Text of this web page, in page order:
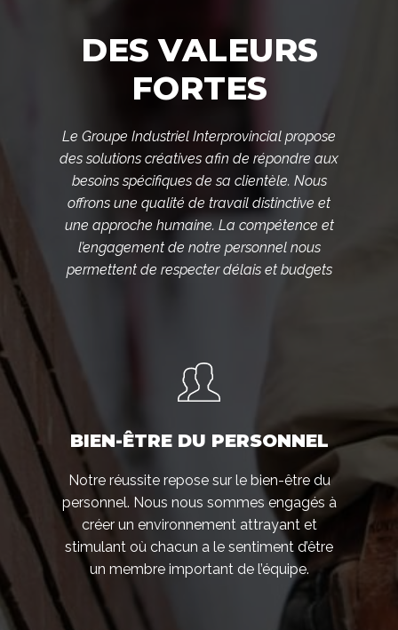
DES VALEURS
FORTES
Le Groupe Industriel Interprovincial propose
des solutions créatives afin de répondre aux
besoins spécifiques de sa clientèle. Nous
offrons une qualité de travail distinctive et
une approche humaine. La compétence et
l’engagement de notre personnel nous
permettent de respecter délais et budgets
BIEN-ÊTRE DU PERSONNEL
Notre réussite repose sur le bien-être du
personnel. Nous nous sommes engagés à
créer un environnement attrayant et
stimulant où chacun a le sentiment d’être
un membre important de l’équipe.